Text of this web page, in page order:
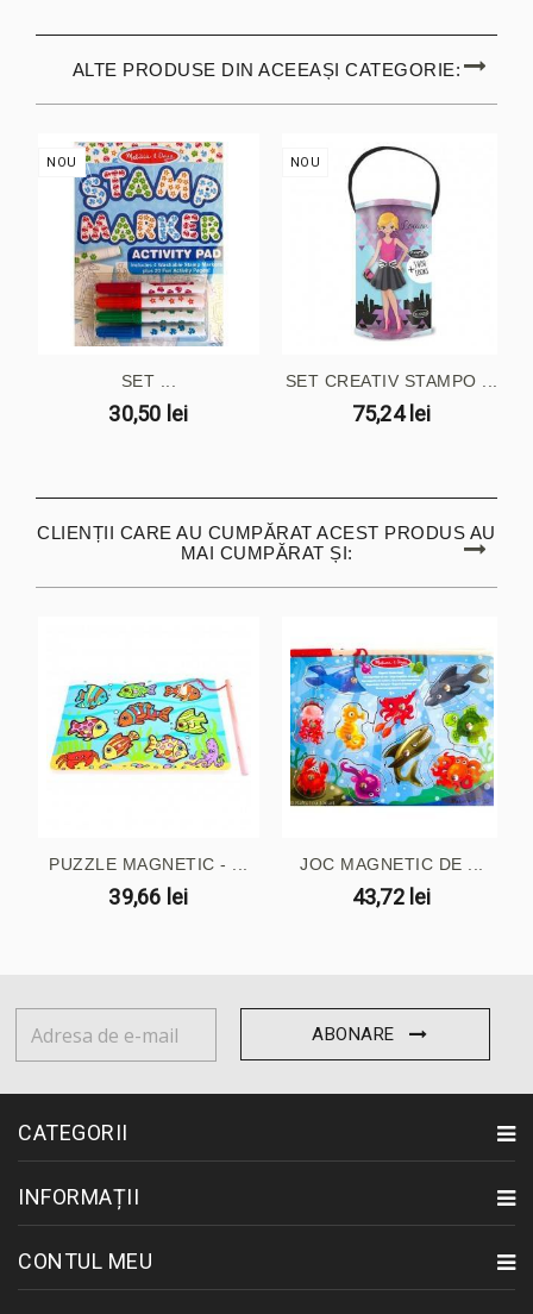
ALTE PRODUSE DIN ACEEAȘI CATEGORIE:
NOU
SET ...
30,50 lei
NOU
SET CREATIV STAMPO ...
75,24 lei
CLIENȚII CARE AU CUMPĂRAT ACEST PRODUS AU
MAI CUMPĂRAT ȘI:
PUZZLE MAGNETIC - ...
39,66 lei
JOC MAGNETIC DE ...
43,72 lei
ABONARE
CATEGORII
INFORMAȚII
CONTUL MEU